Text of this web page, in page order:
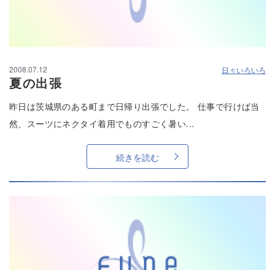
2008.07.12 日々いろいろ
夏の出張
昨日は茨城県のある町まで日帰り出張でした。 仕事で行けば当
然、スーツにネクタイ着用でものすごく暑い...
続きを読む